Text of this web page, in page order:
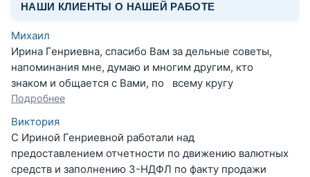
НАШИ КЛИЕНТЫ О НАШЕЙ РАБОТЕ
Михаил
Ирина Генриевна, спасибо Вам за дельные советы,
напоминания мне, думаю и многим другим, кто
знаком и общается с Вами, по всему кругу
Подробнее
Виктория
С Ириной Генриевной работали над
предоставлением отчетности по движению валютных
средств и заполнению 3-НДФЛ по факту продажи